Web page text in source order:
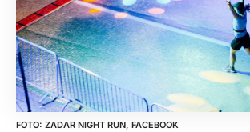
ZADAR NIGHT RUN, FACEBOOK